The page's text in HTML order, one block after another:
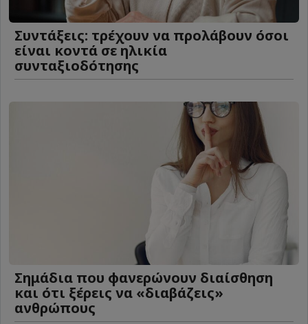
Συντάξεις: τρέχουν να προλάβουν όσοι
είναι κοντά σε ηλικία
συνταξιοδότησης
Σημάδια που φανερώνουν διαίσθηση
και ότι ξέρεις να «διαβάζεις»
ανθρώπους